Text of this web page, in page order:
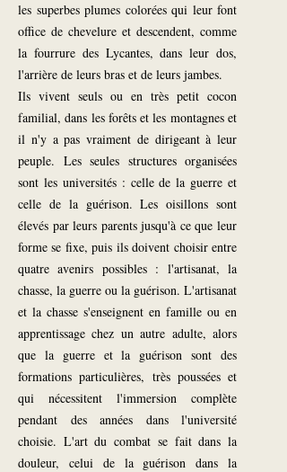
les superbes plumes colorées qui leur font
office de chevelure et descendent, comme
la fourrure des Lycantes, dans leur dos,
l'arrière de leurs bras et de leurs jambes.
Ils vivent seuls ou en très petit cocon
familial, dans les forêts et les montagnes et
il n'y a pas vraiment de dirigeant à leur
peuple. Les seules structures organisées
sont les universités : celle de la guerre et
celle de la guérison. Les oisillons sont
élevés par leurs parents jusqu'à ce que leur
forme se fixe, puis ils doivent choisir entre
quatre avenirs possibles : l'artisanat, la
chasse, la guerre ou la guérison. L'artisanat
et la chasse s'enseignent en famille ou en
apprentissage chez un autre adulte, alors
que la guerre et la guérison sont des
formations particulières, très poussées et
qui nécessitent l'immersion complète
pendant des années dans l'université
choisie. L'art du combat se fait dans la
douleur, celui de la guérison dans la